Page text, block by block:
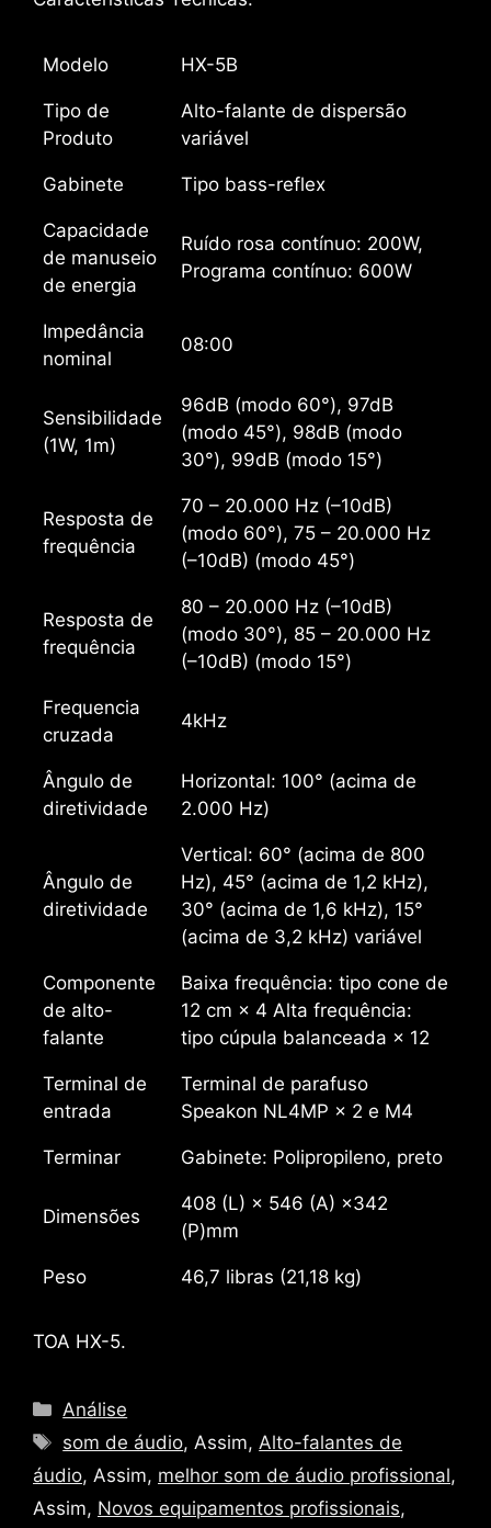
Modelo HX-5B
Tipo de
Produto
Alto-falante de dispersão
variável
Gabinete Tipo bass-reflex
Capacidade
de manuseio
de energia
Ruído rosa contínuo: 200W,
Programa contínuo: 600W
Impedância
nominal
08:00
Sensibilidade
(1W, 1m)
96dB (modo 60°), 97dB
(modo 45°), 98dB (modo
30°), 99dB (modo 15°)
Resposta de
frequência
70 – 20.000 Hz (–10dB)
(modo 60°), 75 – 20.000 Hz
(–10dB) (modo 45°)
Resposta de
frequência
80 – 20.000 Hz (–10dB)
(modo 30°), 85 – 20.000 Hz
(–10dB) (modo 15°)
Frequencia
cruzada
4kHz
Ângulo de
diretividade
Horizontal: 100° (acima de
2.000 Hz)
Ângulo de
diretividade
Vertical: 60° (acima de 800
Hz), 45° (acima de 1,2 kHz),
30° (acima de 1,6 kHz), 15°
(acima de 3,2 kHz) variável
Componente
de alto-
falante
Baixa frequência: tipo cone de
12 cm × 4 Alta frequência:
tipo cúpula balanceada × 12
Terminal de
entrada
Terminal de parafuso
Speakon NL4MP × 2 e M4
Terminar Gabinete: Polipropileno, preto
Dimensões
408 (L) × 546 (A) ×342
(P)mm
Peso 46,7 libras (21,18 kg)
TOA HX-5.
Categorias
Análise
Tag
som de áudio, Assim,Alto-falantes de
áudio, Assim, melhor som de áudio profissional,
Assim, Novos equipamentos profissionais,